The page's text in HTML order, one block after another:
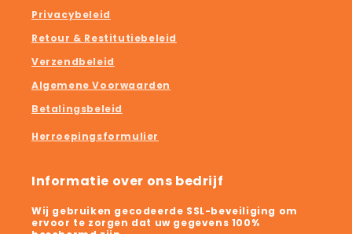
Privacybeleid
Retour & Restitutiebeleid
Verzendbeleid
Algemene Voorwaarden
Betalingsbeleid
Herroepingsformulier
Informatie over ons bedrijf
Wij gebruiken gecodeerde SSL-beveiliging om
ervoor te zorgen dat uw gegevens 100%